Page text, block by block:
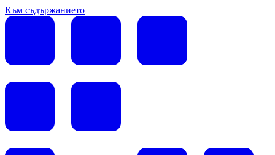
Към съдържанието